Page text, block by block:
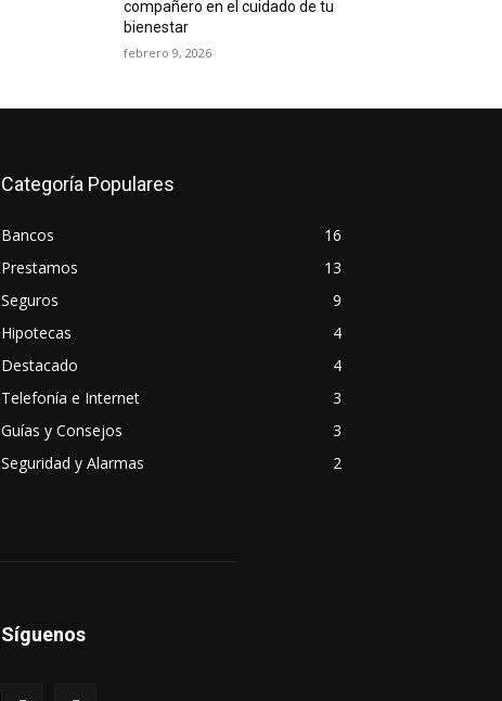
compañero en el cuidado de tu
bienestar
febrero 9, 2026
Categoría Populares
Bancos
16
Prestamos
13
Seguros
9
Hipotecas
4
Destacado
4
Telefonía e Internet
3
Guías y Consejos
3
Seguridad y Alarmas
2
Síguenos